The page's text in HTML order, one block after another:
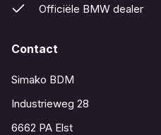
Officiële BMW dealer
Contact
Simako BDM
Industrieweg 28
6662 PA Elst